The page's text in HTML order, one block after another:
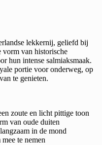
lekkernij, geliefd bij
vorm van historische
hun intense salmiaksmaak.
portie voor onderweg, op
te genieten.
zoute en licht pittige toon
van oude duiten
in de mond
te nemen